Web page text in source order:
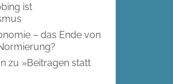
ist
– das Ende von
zu »Beitragen statt